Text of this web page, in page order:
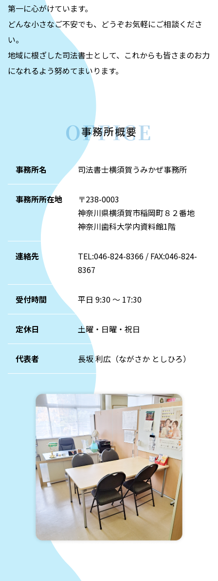
第一に心がけています。
どんな小さなご不安でも、どうぞお気軽にご相談くださ
い。
地域に根ざした司法書士として、これからも皆さまのお力
になれるよう努めてまいります。
OFFICE
事務所概要
事務所名 司法書士横須賀うみかぜ事務所
事務所所在地
〒238-0003
神奈川県横須賀市稲岡町８２番地
神奈川歯科大学内資料館1階
連絡先
TEL:046-824-8366 / FAX:046-824-
8367
受付時間 平日 9:30 ～ 17:30
定休日 土曜・日曜・祝日
代表者 長坂 利広（ながさか としひろ）